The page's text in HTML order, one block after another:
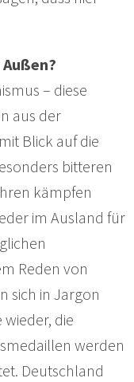
– diese
aus der
Blick auf die
bitteren
kämpfen
im Ausland für
Reden von
sich in Jargon
wieder, die
werden
Deutschland